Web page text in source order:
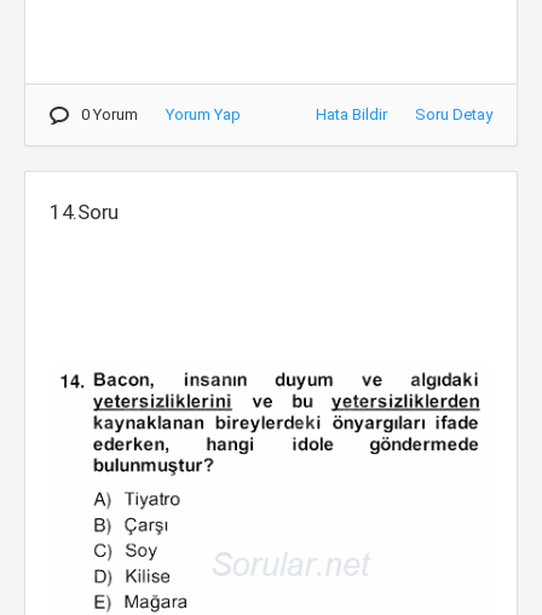
0 Yorum Yorum Yap Hata Bildir Soru Detay
14.Soru